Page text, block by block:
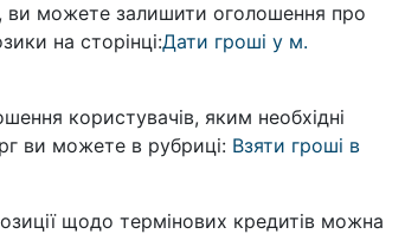
ви можете залишити оголошення про
на сторінці:Дати гроші у м.
користувачів, яким необхідні
ви можете в рубриці: Взяти гроші в
щодо термінових кредитів можна